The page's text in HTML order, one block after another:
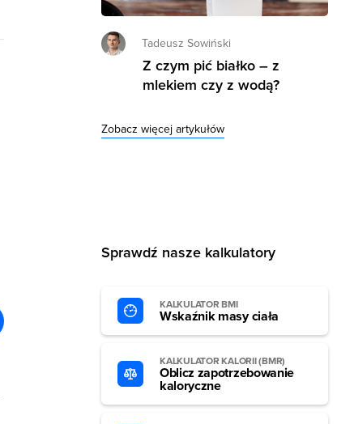
Tadeusz Sowiński
Z czym pić białko – z
mlekiem czy z wodą?
Zobacz więcej artykułów
Sprawdź nasze kalkulatory
KALKULATOR BMI
Wskaźnik masy ciała
KALKULATOR KALORII (BMR)
Oblicz zapotrzebowanie
kaloryczne